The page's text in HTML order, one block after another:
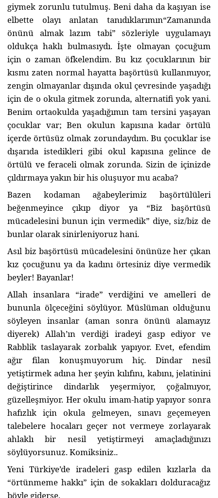
giymek zorunlu tutulmuş. Beni daha da kaşıyan ise
elbette olayı anlatan tanıdıklarımın“Zamanında
önünü almak lazım tabi” sözleriyle uygulamayı
oldukça haklı bulmasıydı. İşte olmayan çocuğum
için o zaman öfkelendim. Bu kız çocuklarının bir
kısmı zaten normal hayatta başörtüsü kullanmıyor,
zengin olmayanlar dışında okul çevresinde yaşadığı
için de o okula gitmek zorunda, alternatifi yok yani.
Benim ortaokulda yaşadığımın tam tersini yaşayan
çocuklar var; Ben okulun kapısına kadar örtülü
içerde örtüsüz olmak zorundaydım. Bu çocuklar ise
dışarıda istedikleri gibi okul kapısına gelince de
örtülü ve feraceli olmak zorunda. Sizin de içinizde
çıldırmaya yakın bir his oluşuyor mu acaba?
Bazen kodaman ağabeylerimiz başörtülüleri
beğenmeyince çıkıp diyor ya “Biz başörtüsü
mücadelesini bunun için vermedik” diye, siz/biz de
bunlar olarak sinirleniyoruz hani.
Asıl biz başörtüsü mücadelesini önünüze her çıkan
kız çocuğunu ya da kadını örtesiniz diye vermedik
beyler! Bayanlar!
Allah insanlara “irade” verdiğini ve amelleri de
bununla ölçeceğini söylüyor. Müslüman olduğunu
söyleyen insanlar (aman sonra önünü alamayız
diyerek) Allah’ın verdiği iradeyi gasp ediyor ve
Rabblik taslayarak zorbalık yapıyor. Evet, efendim
ağır filan konuşmuyorum hiç. Dindar nesil
yetiştirmek adına her şeyin kılıfını, kabını, jelatinini
değiştirince dindarlık yeşermiyor, çoğalmıyor,
güzelleşmiyor. Her okulu imam-hatip yapıyor sonra
hafızlık için okula gelmeyen, sınavı geçemeyen
talebelere hocaları geçer not vermeye zorlayarak
ahlaklı bir nesil yetiştirmeyi amaçladığınızı
söylüyorsunuz. Komiksiniz..
Yeni Türkiye’de iradeleri gasp edilen kızlarla da
“örtünmeme hakkı” için de sokakları dolduracağız
böyle giderse.